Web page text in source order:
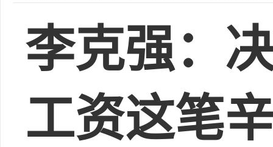
李克强：
工资这笔